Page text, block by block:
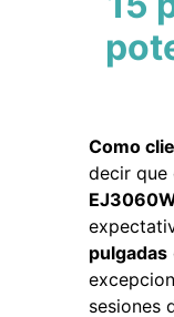
Como
decir
pulgadas
sesiones